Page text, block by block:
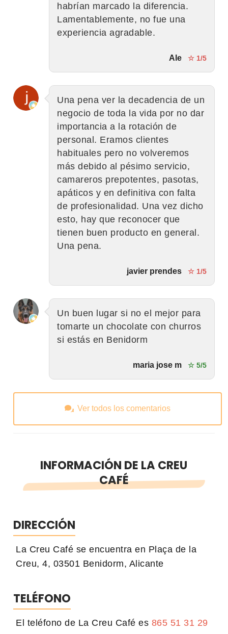
habrían marcado la diferencia.
Lamentablemente, no fue una
experiencia agradable.
Ale ☆ 1/5
Una pena ver la decadencia de un
negocio de toda la vida por no dar
importancia a la rotación de
personal. Eramos clientes
habituales pero no volveremos
más debido al pésimo servicio,
camareros prepotentes, pasotas,
apáticos y en definitiva con falta
de profesionalidad. Una vez dicho
esto, hay que reconocer que
tienen buen producto en general.
Una pena.
javier prendes ☆ 1/5
Un buen lugar si no el mejor para
tomarte un chocolate con churros
si estás en Benidorm
maria jose m ☆ 5/5
Ver todos los comentarios
INFORMACIÓN DE LA CREU
CAFÉ
DIRECCIÓN
La Creu Café se encuentra en Plaça de la
Creu, 4, 03501 Benidorm, Alicante
TELÉFONO
El teléfono de La Creu Café es 865 51 31 29